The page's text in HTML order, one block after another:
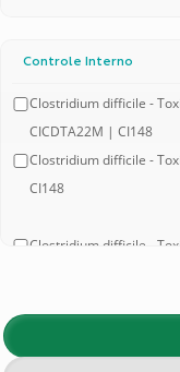
Controle Interno
Clostridium difficile -
CICDTA22M | CI148
Clostridium difficile -
CI148
Clostridium difficile -